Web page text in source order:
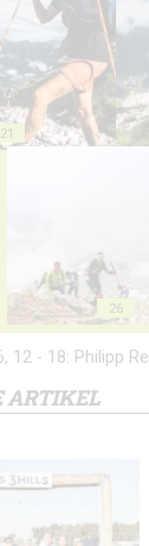
21
26
12 - 18: Philipp
ARTIKEL